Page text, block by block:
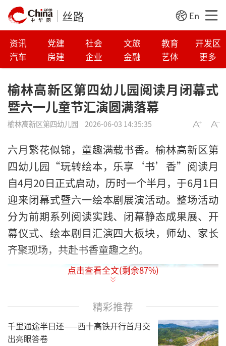
丝路 En
资讯 党建 社会 文旅 教育
开发区
汽车
房建 企业 金融 艺体 更多
榆林高新区第四幼儿园阅读月闭幕式
暨六一儿童节汇演圆满落幕
榆林高新区第四幼儿园 2026-06-03 14:35:35
六月繁花似锦，童趣满载书香。榆林高新区第
四幼儿园“玩转绘本，乐享‘书’香”阅读月
自4月20日正式启动，历时一个半月，于6月1日
迎来闭幕式暨六一绘本剧展演活动。整场活动
分为前期系列阅读实践、闭幕静态成果展、开
幕仪式、绘本剧目汇演四大板块，师幼、家长
齐聚现场，共赴书香童趣之约。
点击查看全文(剩余87%)
精彩推荐
千里通途半日还——西十高铁开行首月交
出亮眼答卷